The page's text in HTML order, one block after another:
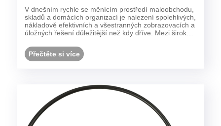
nezbytné pro moderní maloobchodní a
úložná řešení?
V dnešním rychle se měnícím prostředí maloobchodu,
skladů a domácích organizací je nalezení spolehlivých,
nákladově efektivních a všestranných zobrazovacích a
úložných řešení důležitější než kdy dříve. Mezi širokou
ukázaly jako nejlepší volba pro pod......
Přečtěte si více